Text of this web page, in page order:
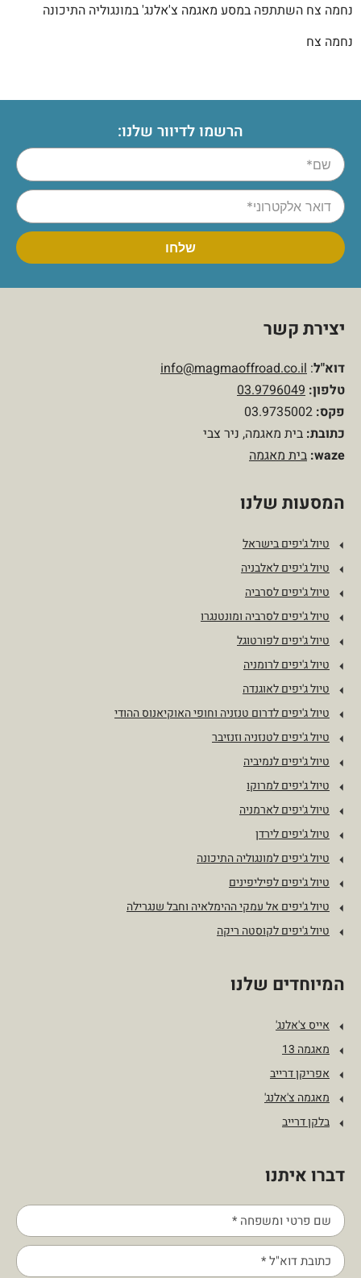
נחמה צח השתתפה במסע מאגמה צ'אלנג' במונגוליה התיכונה
נחמה צח
הרשמו לדיוור שלנו:
יצירת קשר
דוא"ל:
info@magmaoffroad.co.il
טלפון:
03.9796049
פקס:
כתובת: בית מאגמה, ניר צבי
waze: בית מאגמה
המסעות שלנו
טיול ג'יפים בישראל
טיול ג'יפים לאלבניה
טיול ג'יפים לסרביה
טיול ג'יפים לסרביה ומונטנגרו
טיול ג'יפים לפורטוגל
טיול ג'יפים לרומניה
טיול ג'יפים לאוגנדה
טיול ג'יפים לדרום טנזניה וחופי האוקיאנוס ההודי
טיול ג'יפים לטנזניה וזנזיבר
טיול ג'יפים לנמיביה
טיול ג'יפים למרוקו
טיול ג'יפים לארמניה
טיול ג'יפים לירדן
טיול ג'יפים למונגוליה התיכונה
טיול ג'יפים לפיליפינים
טיול ג'יפים אל עמקי ההימלאיה וחבל שנגרילה
טיול ג'יפים לקוסטה ריקה
המיוחדים שלנו
אייס צ'אלנג'
מאגמה 13
אפריקן דרייב
מאגמה צ'אלנג'
בלקן דרייב
דברו איתנו